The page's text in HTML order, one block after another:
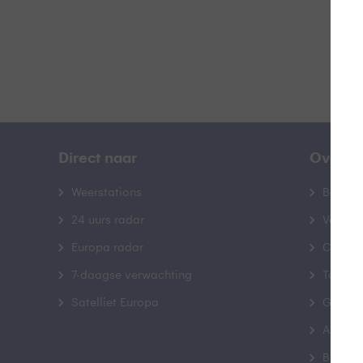
Direct naar
Weerstations
24 uurs radar
Europa radar
7-daagse verwachting
Satelliet Europa
Over
Contact